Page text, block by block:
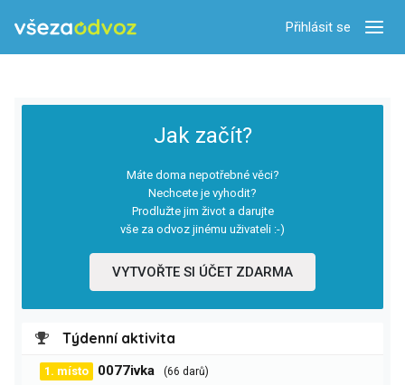
Přihlásit se
Jak začít?
Máte doma nepotřebné věci?
Nechcete je vyhodit?
Prodlužte jim život a darujte
vše za odvoz jinému uživateli :-)
VYTVOŘTE SI ÚČET ZDARMA
Týdenní aktivita
1. místo 0077ivka (66 darů)